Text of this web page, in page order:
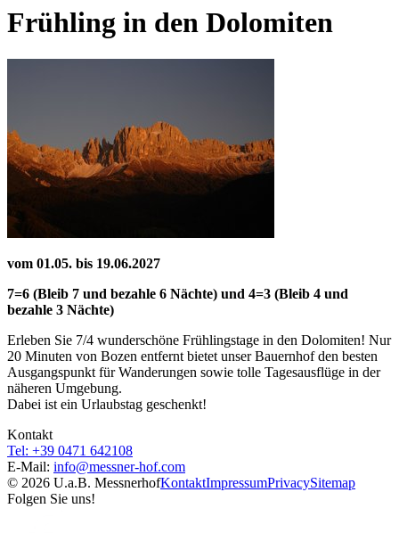
Frühling in den Dolomiten
vom 01.05. bis 19.06.2027
7=6 (Bleib 7 und bezahle 6 Nächte) und 4=3 (Bleib 4 und
bezahle 3 Nächte)
Erleben Sie 7/4 wunderschöne Frühlingstage in den Dolomiten! Nur
20 Minuten von Bozen entfernt bietet unser Bauernhof den besten
Ausgangspunkt für Wanderungen sowie tolle Tagesausflüge in der
näheren Umgebung.
Dabei ist ein Urlaubstag geschenkt!
Kontakt
Tel: +39 0471 642108
E-Mail: info@messner-hof.com
© 2026 U.a.B. MessnerhofKontaktImpressumPrivacySitemap
Folgen Sie uns!